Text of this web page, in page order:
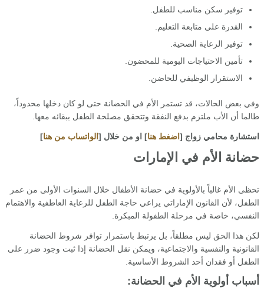
توفير سكن مناسب للطفل.
القدرة على متابعة التعليم.
توفير الرعاية الصحية.
تأمين الاحتياجات اليومية للمحضون.
الاستقرار الوظيفي للحاضن.
وفي بعض الحالات، قد تستمر الأم في الحضانة حتى لو كان دخلها محدوداً،
طالما أن الأب ملتزم بدفع النفقة وتتحقق مصلحة الطفل ببقائه معها.
استشارة محامي زواج [ اضغط هنا] او من خلال [ الواتساب من هنا]
حضانة الأم في الإمارات
تحظى الأم غالباً بالأولوية في حضانة الأطفال خلال السنوات الأولى من عمر
الطفل، لأن القانون الإماراتي يراعي حاجة الطفل للرعاية العاطفية والاهتمام
النفسي، خاصة في مرحلة الطفولة المبكرة.
لكن هذا الحق ليس مطلقاً، بل يرتبط باستمرار توافر شروط الحضانة
القانونية والنفسية والاجتماعية، ويمكن نقل الحضانة إذا ثبت وجود ضرر على
الطفل أو فقدان أحد الشروط الأساسية.
أسباب أولوية الأم في الحضانة: